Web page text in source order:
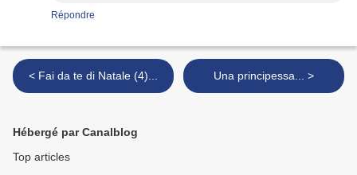
Répondre
< Fai da te di Natale (4)... Una principessa... >
Hébergé par Canalblog
Top articles